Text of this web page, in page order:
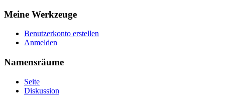
Meine Werkzeuge
Benutzerkonto erstellen
Anmelden
Namensräume
Seite
Diskussion